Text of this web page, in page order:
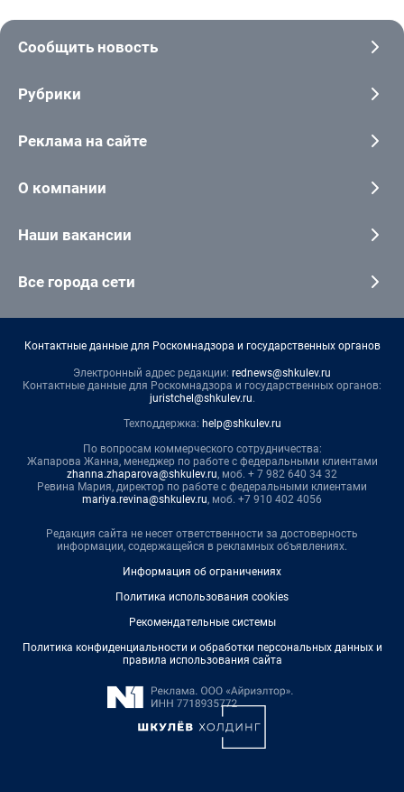
Сообщить новость
Рубрики
Реклама на сайте
О компании
Наши вакансии
Все города сети
Контактные данные для Роскомнадзора и государственных органов
Электронный адрес редакции: rednews@shkulev.ru
Контактные данные для Роскомнадзора и государственных органов:
juristchel@shkulev.ru.
Техподдержка: help@shkulev.ru
По вопросам коммерческого сотрудничества:
Жапарова Жанна, менеджер по работе с федеральными клиентами
zhanna.zhaparova@shkulev.ru, моб. + 7 982 640 34 32
Ревина Мария, директор по работе с федеральными клиентами
mariya.revina@shkulev.ru, моб. +7 910 402 4056
Редакция сайта не несет ответственности за достоверность
информации, содержащейся в рекламных объявлениях.
Информация об ограничениях
Политика использования cookies
Рекомендательные системы
Политика конфиденциальности и обработки персональных данных и
правила использования сайта